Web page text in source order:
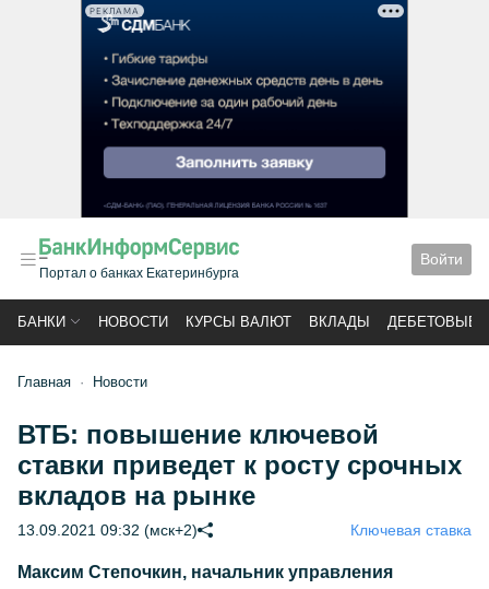
РЕКЛАМА
Портал о банках Екатеринбурга
Войти
БАНКИ НОВОСТИ КУРСЫ ВАЛЮТ ВКЛАДЫ ДЕБЕТОВЫЕ
Главная Новости
ВТБ: повышение ключевой
ставки приведет к росту срочных
вкладов на рынке
13.09.2021 09:32 (мск+2) Ключевая ставка
Максим Степочкин, начальник управления